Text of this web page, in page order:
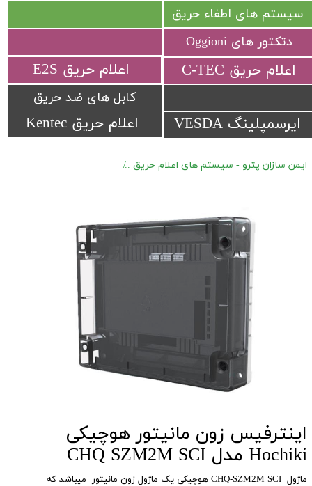
اعلام حریق Kentec
​اعلام حریق C-TEC​​​​​​​ ​اعلام حریق E2S
ایرسمپلینگ VESDA
سیستم های اطفاء حریق
کابل های ضد حریق
دتکتور های Oggioni
ایمن سازان پترو - سیستم های اعلام حریق
اینترفیس زون مانیتور هوچیکی
Hochiki مدل CHQ SZM2M SCI
ماژول CHQ-SZM2M SCI هوچیکی یک ماژول زون مانیتور میباشد که